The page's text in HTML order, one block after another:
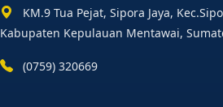
KM.9 Tua Pejat, Sipora Jaya,
Kabupaten Kepulauan Mentawai,
(0759) 320669